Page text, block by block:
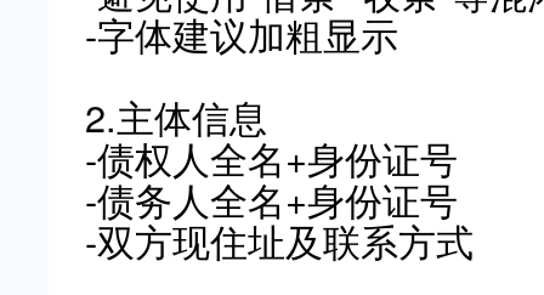
-字体建议加粗显示
2.主体信息
-债权人全名+身份证号
-债务人全名+身份证号
-双方现住址及联系方式